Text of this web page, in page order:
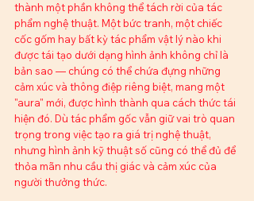
thành một phần không thể tách rời của tác
phẩm nghệ thuật. Một bức tranh, một chiếc
cốc gốm hay bất kỳ tác phẩm vật lý nào khi
được tái tạo dưới dạng hình ảnh không chỉ là
bản sao — chúng có thể chứa đựng những
cảm xúc và thông điệp riêng biệt, mang một
"aura" mới, được hình thành qua cách thức tái
hiện đó. Dù tác phẩm gốc vẫn giữ vai trò quan
trọng trong việc tạo ra giá trị nghệ thuật,
nhưng hình ảnh kỹ thuật số cũng có thể đủ để
thỏa mãn nhu cầu thị giác và cảm xúc của
người thưởng thức.